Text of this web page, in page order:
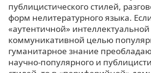
публицистического стилей,
форм нелитературного языка.
«аутентичной» интеллектуальной
коммуникативной целью
гуманитарное знание
научно-популярного и